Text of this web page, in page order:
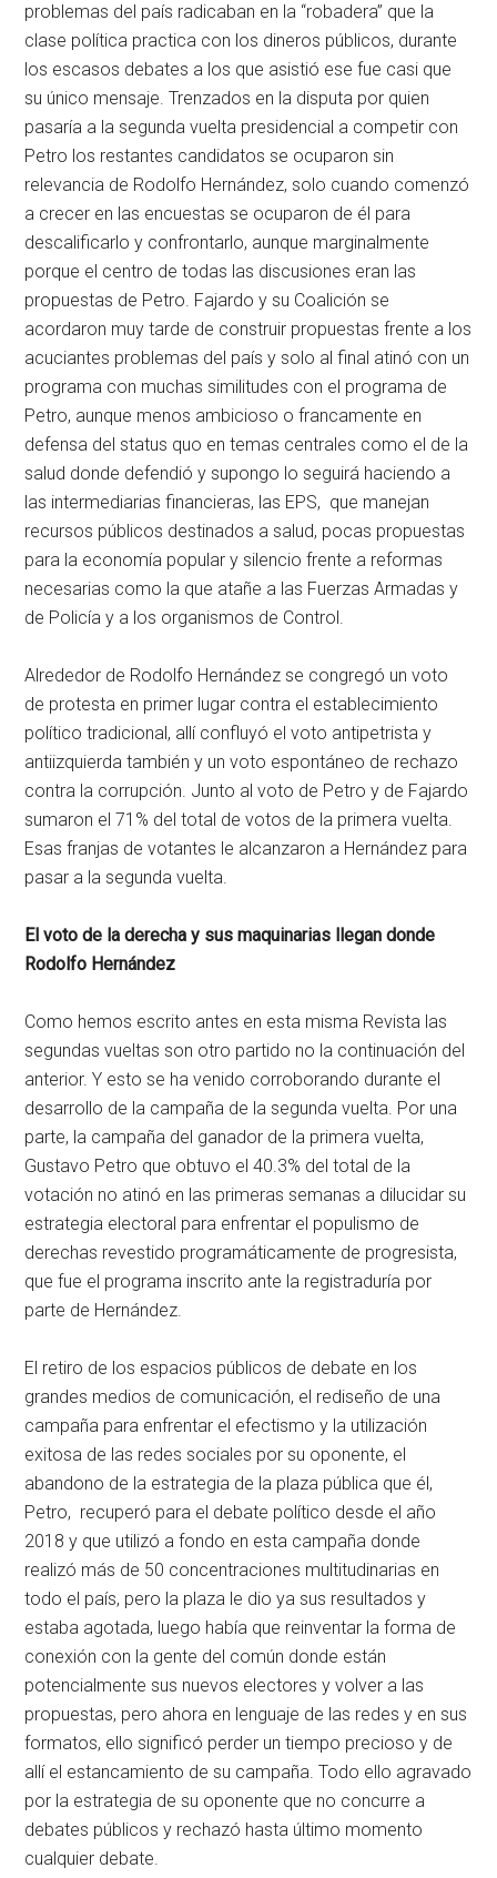
problemas del país radicaban en la “robadera” que la
clase política practica con los dineros públicos, durante
los escasos debates a los que asistió ese fue casi que
su único mensaje. Trenzados en la disputa por quien
pasaría a la segunda vuelta presidencial a competir con
Petro los restantes candidatos se ocuparon sin
relevancia de Rodolfo Hernández, solo cuando comenzó
a crecer en las encuestas se ocuparon de él para
descalificarlo y confrontarlo, aunque marginalmente
porque el centro de todas las discusiones eran las
propuestas de Petro. Fajardo y su Coalición se
acordaron muy tarde de construir propuestas frente a los
acuciantes problemas del país y solo al final atinó con un
programa con muchas similitudes con el programa de
Petro, aunque menos ambicioso o francamente en
defensa del status quo en temas centrales como el de la
salud donde defendió y supongo lo seguirá haciendo a
las intermediarias financieras, las EPS, que manejan
recursos públicos destinados a salud, pocas propuestas
para la economía popular y silencio frente a reformas
necesarias como la que atañe a las Fuerzas Armadas y
de Policía y a los organismos de Control.
Alrededor de Rodolfo Hernández se congregó un voto
de protesta en primer lugar contra el establecimiento
político tradicional, allí confluyó el voto antipetrista y
antiizquierda también y un voto espontáneo de rechazo
contra la corrupción. Junto al voto de Petro y de Fajardo
sumaron el 71% del total de votos de la primera vuelta.
Esas franjas de votantes le alcanzaron a Hernández para
pasar a la segunda vuelta.
El voto de la derecha y sus maquinarias llegan donde
Rodolfo Hernández
Como hemos escrito antes en esta misma Revista las
segundas vueltas son otro partido no la continuación del
anterior. Y esto se ha venido corroborando durante el
desarrollo de la campaña de la segunda vuelta. Por una
parte, la campaña del ganador de la primera vuelta,
Gustavo Petro que obtuvo el 40.3% del total de la
votación no atinó en las primeras semanas a dilucidar su
estrategia electoral para enfrentar el populismo de
derechas revestido programáticamente de progresista,
que fue el programa inscrito ante la registraduría por
parte de Hernández.
El retiro de los espacios públicos de debate en los
grandes medios de comunicación, el rediseño de una
campaña para enfrentar el efectismo y la utilización
exitosa de las redes sociales por su oponente, el
abandono de la estrategia de la plaza pública que él,
Petro, recuperó para el debate político desde el año
2018 y que utilizó a fondo en esta campaña donde
realizó más de 50 concentraciones multitudinarias en
todo el país, pero la plaza le dio ya sus resultados y
estaba agotada, luego había que reinventar la forma de
conexión con la gente del común donde están
potencialmente sus nuevos electores y volver a las
propuestas, pero ahora en lenguaje de las redes y en sus
formatos, ello significó perder un tiempo precioso y de
allí el estancamiento de su campaña. Todo ello agravado
por la estrategia de su oponente que no concurre a
debates públicos y rechazó hasta último momento
cualquier debate.